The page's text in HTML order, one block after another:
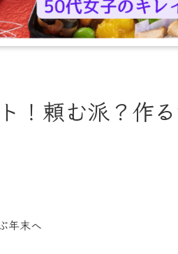
！頼む派？作
年末へ